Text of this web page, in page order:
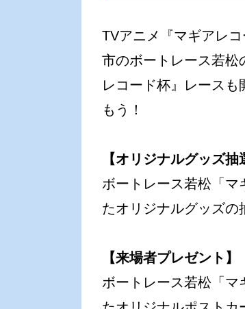
TVアニメ『マギアレ
市のボートレース若松
レコード杯』レース
もう！
【オリジナルグッズ抽
ボートレース若松「マ
たオリジナルグッズの
【来場者プレゼント】
ボートレース若松「マ